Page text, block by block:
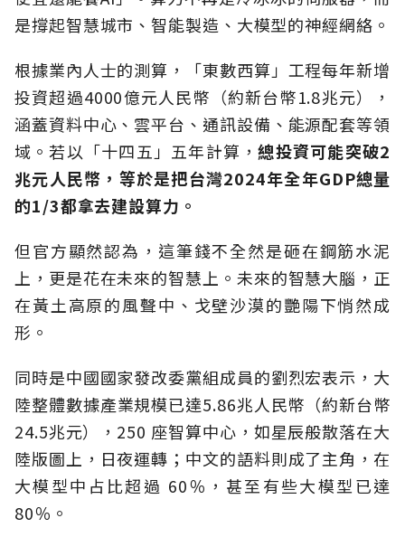
是撐起智慧城市、智能製造、大模型的神經網絡。
根據業內人士的測算，「東數西算」工程每年新增
投資超過4000億元人民幣（約新台幣1.8兆元），
涵蓋資料中心、雲平台、通訊設備、能源配套等領
域。若以「十四五」五年計算，總投資可能突破2
兆元人民幣，等於是把台灣2024年全年GDP總量
的1/3都拿去建設算力。
但官方顯然認為，這筆錢不全然是砸在鋼筋水泥
上，更是花在未來的智慧上。未來的智慧大腦，正
在黃土高原的風聲中、戈壁沙漠的艷陽下悄然成
形。
同時是中國國家發改委黨組成員的劉烈宏表示，大
陸整體數據產業規模已達5.86兆人民幣（約新台幣
24.5兆元），250 座智算中心，如星辰般散落在大
陸版圖上，日夜運轉；中文的語料則成了主角，在
大模型中占比超過 60％，甚至有些大模型已達
80％。